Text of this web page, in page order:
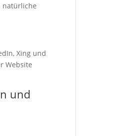
natürliche
Xing und
Website
und